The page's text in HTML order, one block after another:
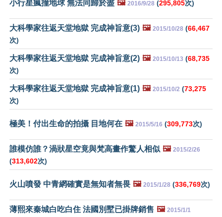
小行星瘋撞地球 無法同歸於盡 🖼️ 2016/9/28 (295,805次)
大科學家往返天堂地獄 完成神旨意(3) 🖼️ 2015/10/28 (66,467
次)
大科學家往返天堂地獄 完成神旨意(2) 🖼️ 2015/10/13 (68,735
次)
大科學家往返天堂地獄 完成神旨意(1) 🖼️ 2015/10/2 (73,275
次)
極美！付出生命的拍攝 目地何在 🖼️ 2015/5/16 (309,773次)
誰模仿誰？渦狀星空竟與梵高畫作驚人相似 🖼️ 2015/2/26
(313,602次)
火山噴發 中青網確實是無知者無畏 🖼️ 2015/1/28 (336,769次)
薄熙來秦城白吃白住 法國別墅已掛牌銷售 🖼️ 2015/1/1